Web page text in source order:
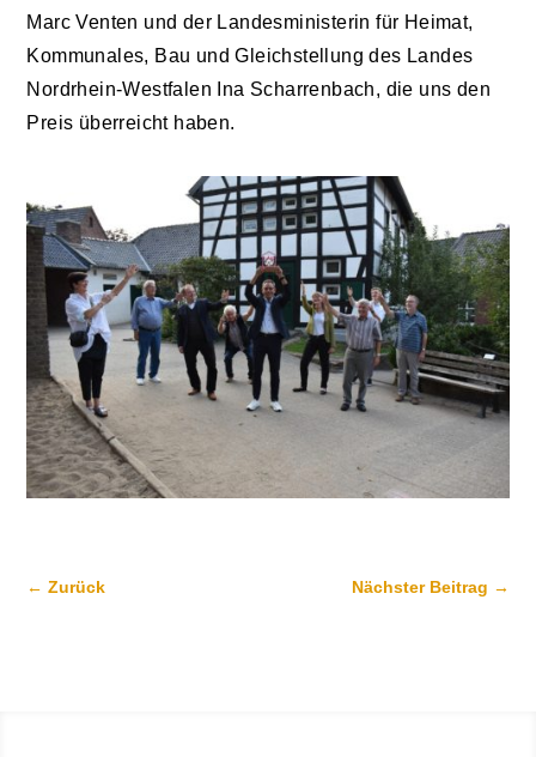
Marc Venten und der Landesministerin für Heimat,
Kommunales, Bau und Gleichstellung des Landes
Nordrhein-Westfalen Ina Scharrenbach, die uns den
Preis überreicht haben.
←Zurück Nächster Beitrag →